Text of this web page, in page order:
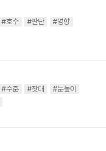
#호수 #판단
#영향
#수준 #잣대
#눈높이